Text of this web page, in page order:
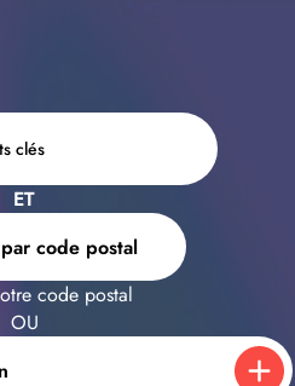
ET
code postal
code postal
OU